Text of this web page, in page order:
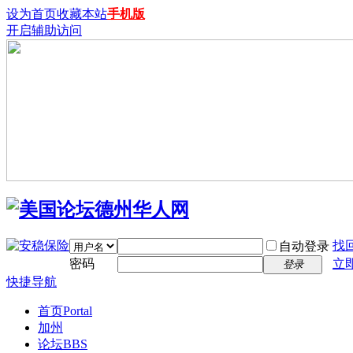
设为首页收藏本站手机版
开启辅助访问
自动登录 找
密码
登录
立
快捷导航
首页Portal
加州
论坛BBS